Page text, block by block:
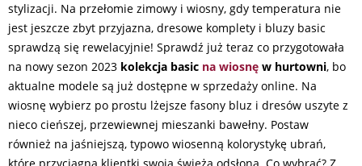
stylizacji. Na przełomie zimowy i wiosny, gdy temperatura nie
jest jeszcze zbyt przyjazna, dresowe komplety i bluzy basic
sprawdzą się rewelacyjnie! Sprawdź już teraz co przygotowała
na nowy sezon 2023 kolekcja basic na wiosnę w hurtowni, bo
aktualne modele są już dostępne w sprzedaży online. Na
wiosnę wybierz po prostu lżejsze fasony bluz i dresów uszyte z
nieco cieńszej, przewiewnej mieszanki bawełny. Postaw
również na jaśniejszą, typowo wiosenną kolorystykę ubrań,